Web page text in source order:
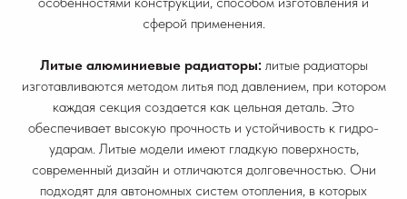
сферой применения.
Литые алюминиевые радиаторы: литые радиаторы
изготавливаются методом литья под давлением, при котором
каждая секция создается как цельная деталь. Это
обеспечивает высокую прочность и устойчивость к гидро-
ударам. Литые модели имеют гладкую поверхность,
современный дизайн и отличаются долговечностью. Они
подходят для автономных систем отопления, в которых